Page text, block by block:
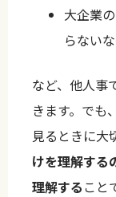
大企業
らない
など、他人事
きます。でも
見るときに大
けを理解する
理解する こと